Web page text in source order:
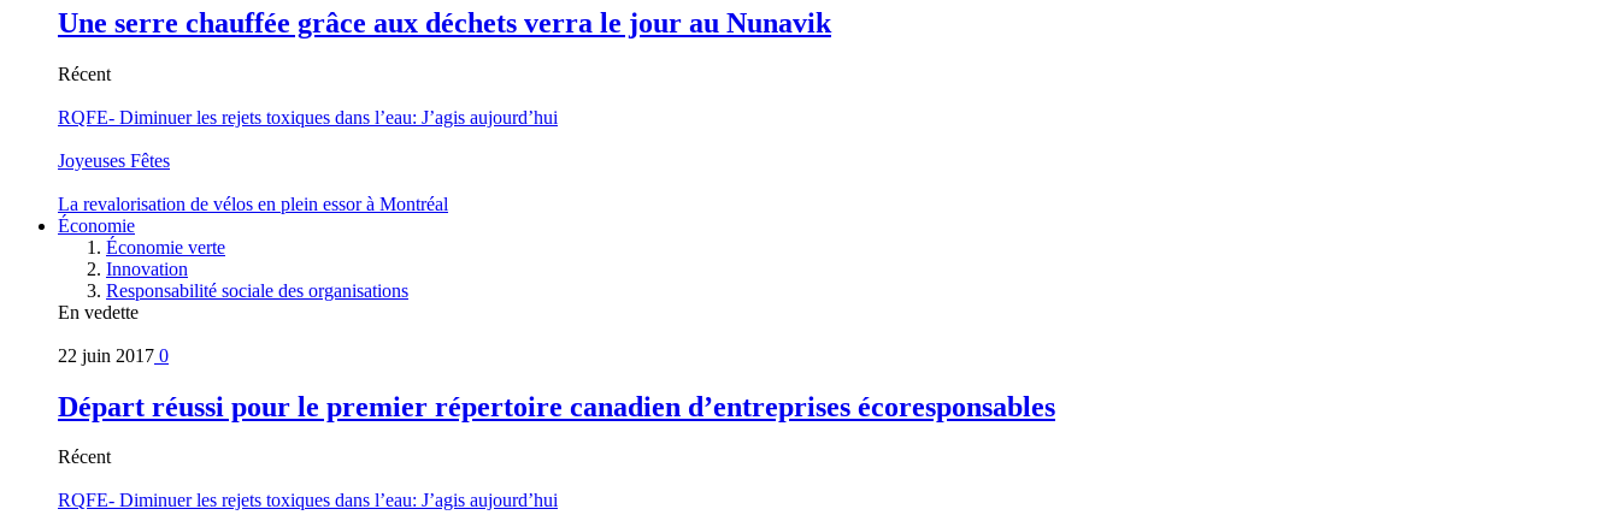
Une serre chauffée grâce aux déchets verra le jour au Nunavik
Récent
RQFE- Diminuer les rejets toxiques dans l’eau: J’agis aujourd’hui
Joyeuses Fêtes
La revalorisation de vélos en plein essor à Montréal
Économie
Économie verte
Innovation
Responsabilité sociale des organisations
En vedette
22 juin 2017 0
Départ réussi pour le premier répertoire canadien d’entreprises écoresponsables
Récent
RQFE- Diminuer les rejets toxiques dans l’eau: J’agis aujourd’hui